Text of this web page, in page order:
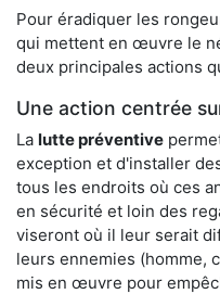
Pour éradiquer les
qui mettent en œuvre le
deux principales actions
Une action centrée
La lutte préventive
exception et d'installer
tous les endroits où ces
en sécurité et loin des
viseront où il leur serait
leurs ennemies (homme,
mis en œuvre pour